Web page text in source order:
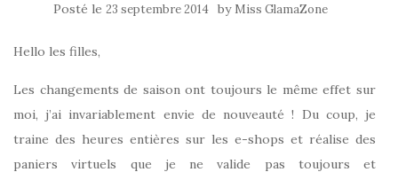
Posté le 23 septembre 2014 by Miss GlamaZone
Hello les filles,
Les changements de saison ont toujours le même effet sur
moi, j’ai invariablement envie de nouveauté ! Du coup, je
traine des heures entières sur les e-shops et réalise des
paniers virtuels que je ne valide pas toujours et